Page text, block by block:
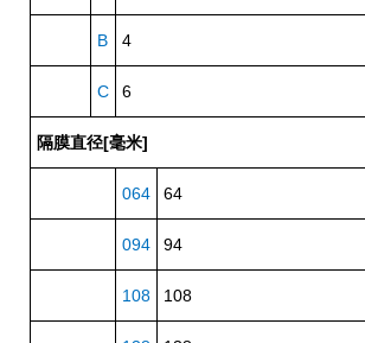
B 4
C 6
隔膜直径[毫米]
064 64
094 94
108 108